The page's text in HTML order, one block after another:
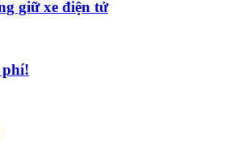
giữ xe điện tử
phí!